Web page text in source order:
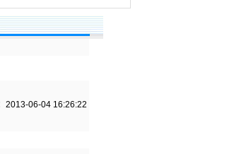
2013-06-04 16:26:22